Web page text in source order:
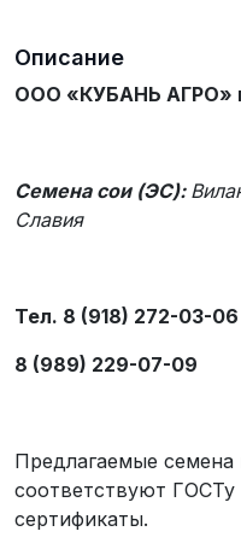
Описание
ООО «КУБАНЬ АГРО»
Семена сои (ЭС):
Славия
Тел. 8 (918) 272-03-06
8 (989) 229-07-09
Предлагаемые семена
соответствуют
сертификаты.